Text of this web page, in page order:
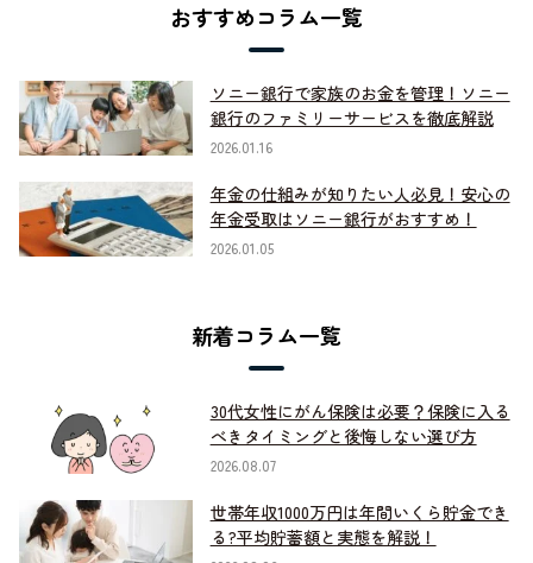
おすすめコラム一覧
ソニー銀行で家族のお金を管理！ソニー
銀行のファミリーサービスを徹底解説
2026.01.16
年金の仕組みが知りたい人必見！安心の
年金受取はソニー銀行がおすすめ！
2026.01.05
新着コラム一覧
30代女性にがん保険は必要？保険に入る
べきタイミングと後悔しない選び方
2026.08.07
世帯年収1000万円は年間いくら貯金でき
る?平均貯蓄額と実態を解説！